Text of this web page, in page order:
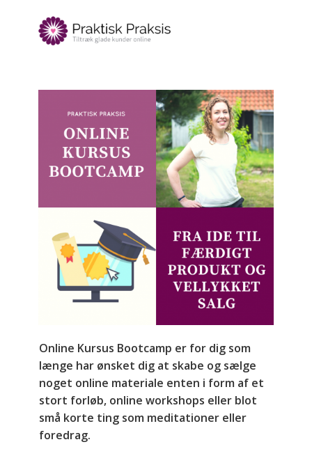
Online Kursus Bootcamp er for dig som
længe har ønsket dig at skabe og sælge
noget online materiale enten i form af et
stort forløb, online workshops eller blot
små korte ting som meditationer eller
foredrag.